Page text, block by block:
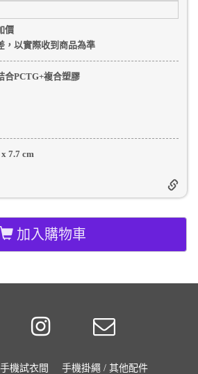
價
，以實際收到商品為準
合PCTG+複合塑膠
x 7.7 cm
加入購物車
手機試衣間 手機掛繩 / 其他配件